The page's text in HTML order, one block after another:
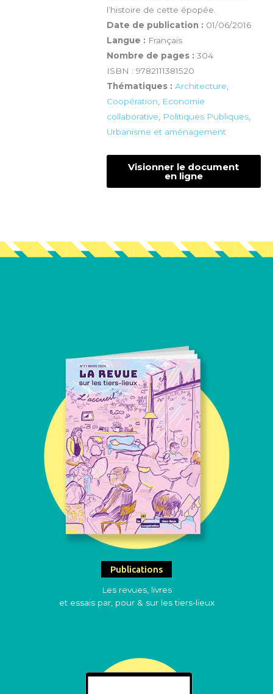
l’histoire de cette épopée.
Date de publication : 01/06/2016
Langue : Français
Nombre de pages : 304
ISBN : 9782111381520
Thématiques : Architecture
Coopération
Economie
collaborative
Politiques Publiques,
Urbanisme et aménagement
Visionner le document
en ligne
Publications
Les revues, livres
et essais par, pour & sur les tiers-lieux